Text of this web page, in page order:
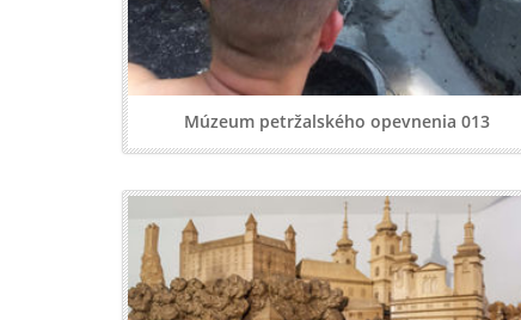
Múzeum petržalského opevnenia 013